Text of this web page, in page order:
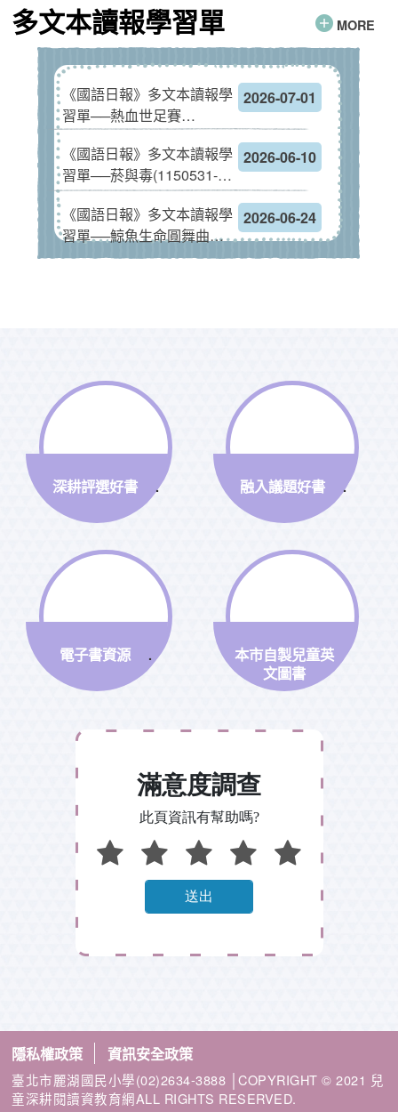
多文本讀報學習單 MORE
2026-07-01
《國語日報》多文本讀報學
習單──熱血世足賽
(1150621-1150627)
2026-06-10
《國語日報》多文本讀報學
習單──菸與毒(1150531-
1150606)
2026-06-24
《國語日報》多文本讀報學
習單──鯨魚生命圓舞曲
(1150614-1150620)
深耕評選好書 . 融入議題好書 .
電子書資源 .
本市自製兒童英
文圖書
隱私權政策 資訊安全政策
臺北市麗湖國民小學(02)2634-3888 │COPYRIGHT © 2021 兒
童深耕閱讀資教育網ALL RIGHTS RESERVED.